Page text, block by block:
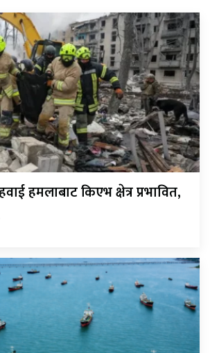
हमलाबाट किएभ क्षेत्र प्रभावित,